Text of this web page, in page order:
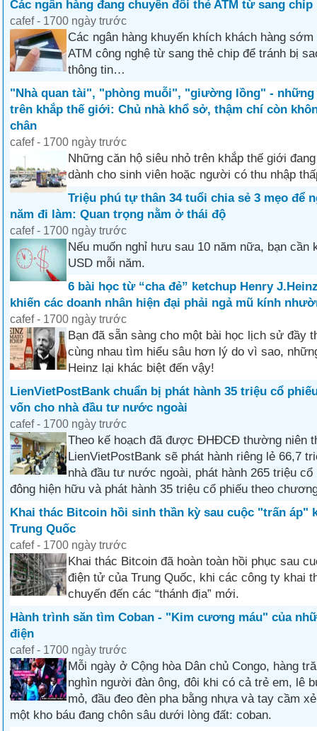
Các ngân hàng đang chuyển đổi thẻ ATM từ sang chip
cafef - 1700 ngày trước
Các ngân hàng khuyến khích khách hàng
ATM công nghệ từ sang thẻ chip để tránh bị
thông tin…
"Nhà quan tài", "phòng muỗi", "giường lồng" - những
trên khắp thế giới: Chủ nhà khổ sở, thậm chí còn
chân
cafef - 1700 ngày trước
Những căn hộ siêu nhỏ trên khắp thế giới
dành cho sinh viên hoặc người có thu nhập
Triệu phú tự thân 34 tuổi chia sẻ 3 mẹo để
năm đi làm: Quan trọng nằm ở thái độ
cafef - 1700 ngày trước
Nếu muốn nghỉ hưu sau 10 năm nữa, bạn cần
USD mỗi năm.
6 bài học từ “cha đẻ” ketchup Henry
khiến các doanh nhân hiện đại phải ngả mũ kính
cafef - 1700 ngày trước
Bạn đã sẵn sàng cho một bài học lịch sử đầy
cùng nhau tìm hiểu sâu hơn lý do vì sao,
Heinz lại khác biệt đến vậy!
LienVietPostBank chuẩn bị phát hành 35 triệu cổ
vốn cho nhà đầu tư nước ngoài
cafef - 1700 ngày trước
Theo kế hoạch đã được ĐHĐCĐ thường niên
LienVietPostBank sẽ phát hành riêng lẻ 66,7
nhà đầu tư nước ngoài, phát hành 265 triệu cổ
đông hiện hữu và phát hành 35 triệu cổ phiếu theo
Khai thác Bitcoin hồi sinh thần kỳ sau cuộc "trấn áp"
Trung Quốc
cafef - 1700 ngày trước
Khai thác Bitcoin đã hoàn toàn hồi phục sau
điện tử của Trung Quốc, khi các công ty khai
chuyến đến các “thánh địa” mới.
Hành trình săn tìm Coban - "Kim cương máu" của
điện
cafef - 1700 ngày trước
Mỗi ngày ở Cộng hòa Dân chủ Congo, hàng
nghìn người đàn ông, đôi khi có cả trẻ em, lê
mỏ, đầu đeo đèn pha bằng nhựa và tay cầm
một kho báu đang chôn sâu dưới lòng đất: coban.